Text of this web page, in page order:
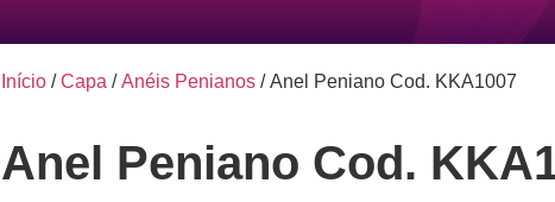
Início/Capa /Anéis Penianos/ Anel Peniano Cod. KKA1007
Anel Peniano Cod.